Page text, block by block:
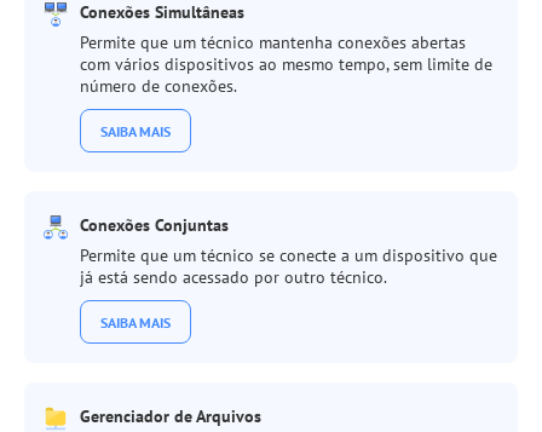
Conexões Simultâneas
Permite que um técnico mantenha conexões abertas
com vários dispositivos ao mesmo tempo, sem limite de
número de conexões.
SAIBA MAIS
Conexões Conjuntas
Permite que um técnico se conecte a um dispositivo que
já está sendo acessado por outro técnico.
SAIBA MAIS
Gerenciador de Arquivos